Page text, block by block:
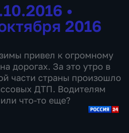
•
2016
привел к огромному
дорогах. За это утро в
части страны произошло
ДТП. Водителям
что-то еще?